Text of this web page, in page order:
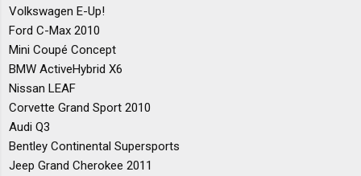
Volkswagen E-Up!
Ford C-Max 2010
Mini Coupé Concept
BMW ActiveHybrid X6
Nissan LEAF
Corvette Grand Sport 2010
Audi Q3
Bentley Continental Supersports
Jeep Grand Cherokee 2011